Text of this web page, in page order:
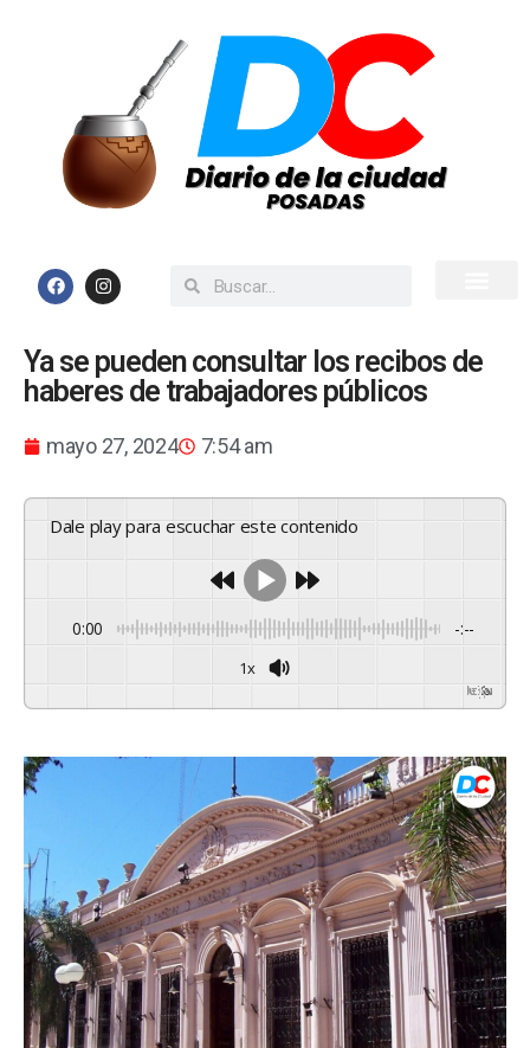
Ya se pueden consultar los recibos de
haberes de trabajadores públicos
mayo 27, 2024 7:54 am
Dale play para escuchar este contenido
0:00 -:--
1x
GSpeech